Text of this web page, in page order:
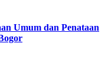
Umum dan Penataan